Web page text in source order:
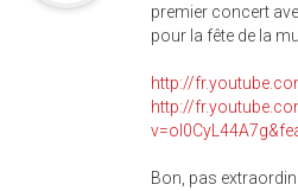
premier concert
pour la fête de la
http://
http://
Bon, pas